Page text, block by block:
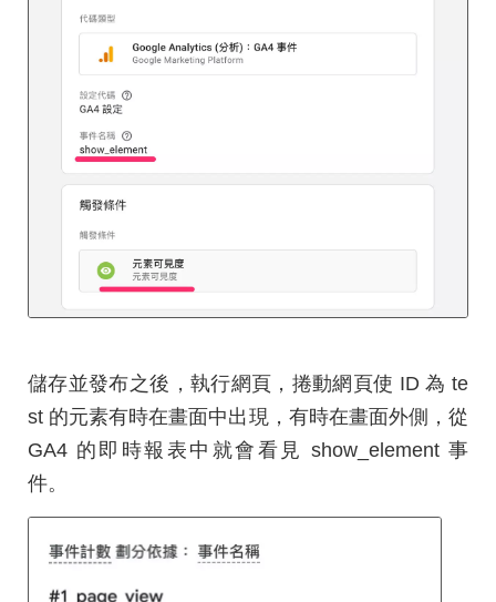
儲存並發布之後，執行網頁，捲動網頁使 ID 為 te
st 的元素有時在畫面中出現，有時在畫面外側，從
GA4 的即時報表中就會看見 show_element 事
件。